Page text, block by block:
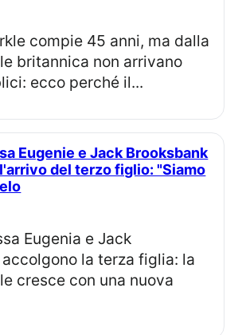
britannica non arrivano
ecco perché il...
del terzo figlio: "Siamo
la terza figlia: la
cresce con una nuova